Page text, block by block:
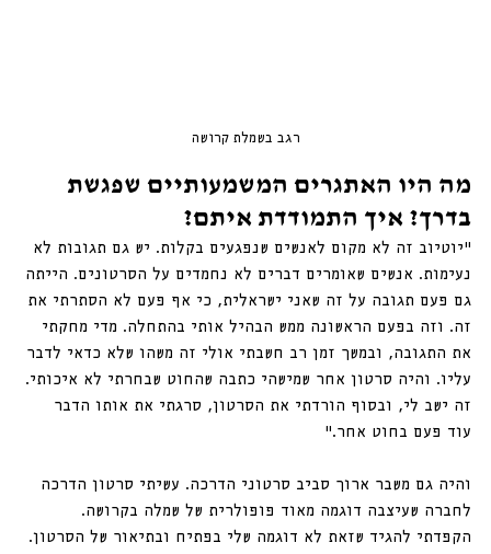
רגב בשמלת קרושה
מה היו האתגרים המשמעותיים שפגשת
בדרך? איך התמודדת איתם?
“יוטיוב זה לא מקום לאנשים שנפגעים בקלות. יש גם תגובות לא
נעימות. אנשים שאומרים דברים לא נחמדים על הסרטונים. הייתה
גם פעם תגובה על זה שאני ישראלית, כי אף פעם לא הסתרתי את
זה. וזה בפעם הראשונה ממש הבהיל אותי בהתחלה. מדי מחקתי
את התגובה, ובמשך זמן רב חשבתי אולי זה משהו שלא כדאי לדבר
עליו. והיה סרטון אחר שמישהי כתבה שהחוט שבחרתי לא איכותי.
זה ישב לי, ובסוף הורדתי את הסרטון, סרגתי את אותו הדבר
עוד פעם בחוט אחר.״
והיה גם משבר ארוך סביב סרטוני הדרכה. עשיתי סרטון הדרכה
לחברה שעיצבה דוגמה מאוד פופולרית של שמלה בקרושה.
הקפדתי להגיד שזאת לא דוגמה שלי בפתיח ובתיאור של הסרטון.